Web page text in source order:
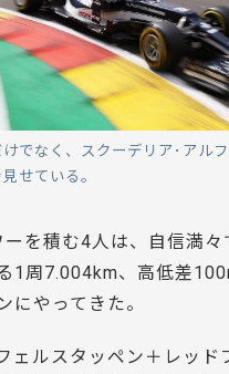
けでなく、スクーデリア･アル
せている。
ーを積む4人は、自信満々
1周7.004km、高低差
にやってきた。
ェルスタッペン＋レッド